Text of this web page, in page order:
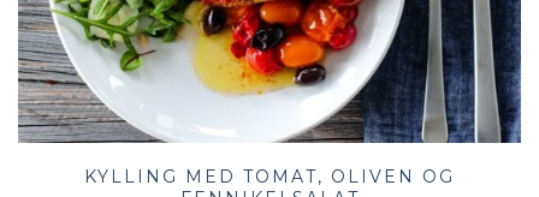
KYLLING MED TOMAT, OLIVEN OG